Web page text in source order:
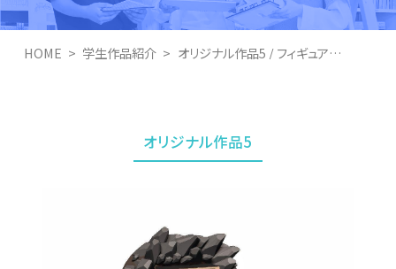
HOME 学生作品紹介 オリジナル作品5 / フィギュアデザイン学科
オリジナル作品5